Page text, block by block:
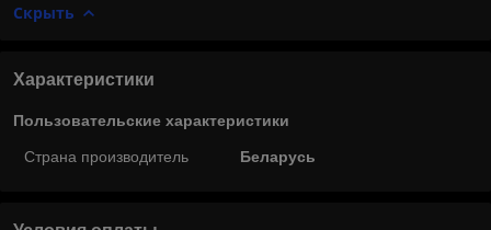
Скрыть
Характеристики
Пользовательские характеристики
Страна производитель Беларусь